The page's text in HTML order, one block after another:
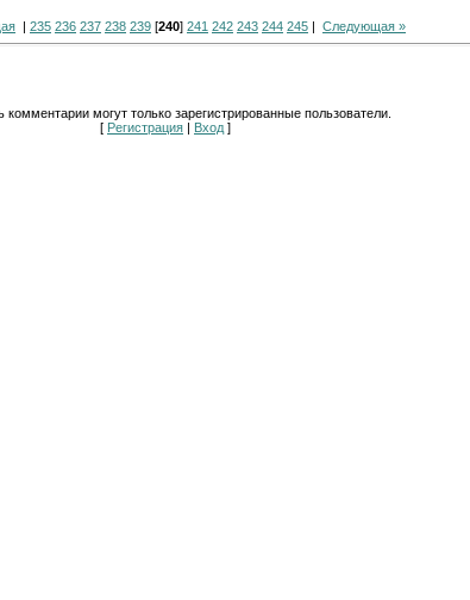
| 235 236 237 238 239 [240] 241 242 243 244 245 | Следующая »
комментарии могут только зарегистрированные пользователи.
[ Регистрация Вход ]